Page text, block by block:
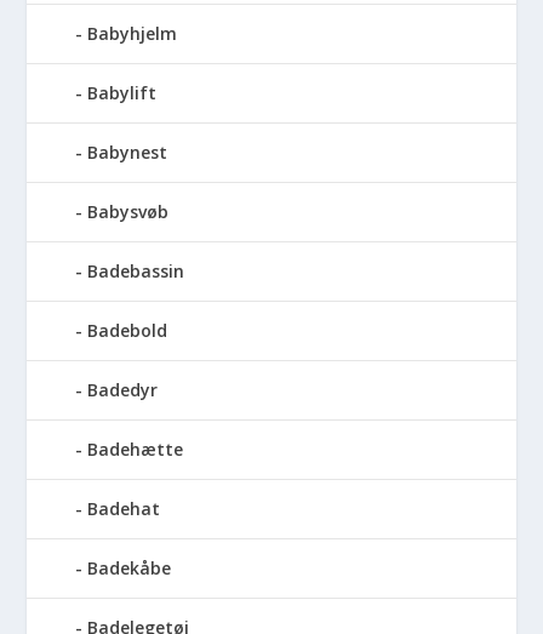
Babyhjelm
Babylift
Babynest
Babysvøb
Badebassin
Badebold
Badedyr
Badehætte
Badehat
Badekåbe
Badelegetøj